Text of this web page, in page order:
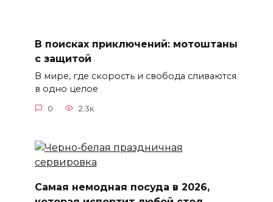
В поисках приключений: мотоштаны
с защитой
В мире, где скорость и свобода сливаются
в одно целое
0 2.3к.
Самая немодная посуда в 2026,